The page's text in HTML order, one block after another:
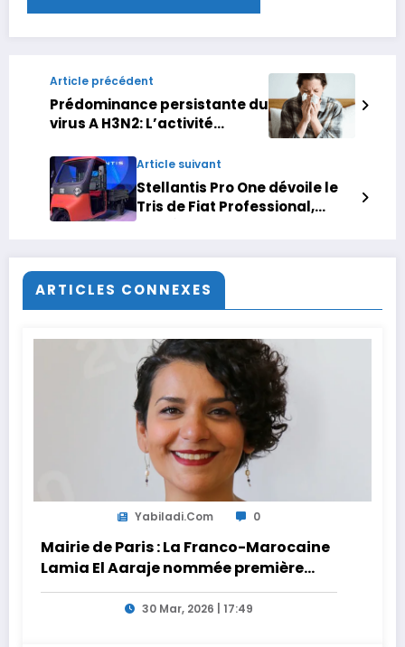
Article précédent
Prédominance persistante du
virus A H3N2: L’activité
Article suivant
Stellantis Pro One dévoile le
Tris de Fiat Professional,
ARTICLES CONNEXES
Yabiladi.com 0
Mairie de Paris : La Franco-Marocaine
Lamia El Aaraje nommée première
adjointe
30 Mar, 2026 | 17:49